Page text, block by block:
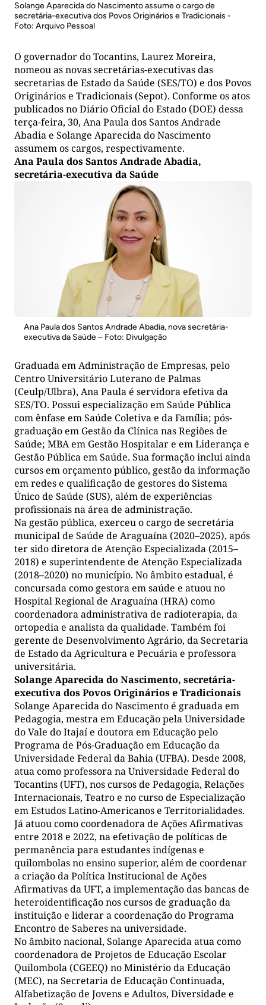
Solange Aparecida do Nascimento assume o cargo de
secretária-executiva dos Povos Originários e Tradicionais -
Foto: Arquivo Pessoal
O governador do Tocantins, Laurez Moreira,
nomeou as novas secretárias-executivas das
secretarias de Estado da Saúde (SES/TO) e dos Povos
Originários e Tradicionais (Sepot). Conforme os atos
publicados no Diário Oficial do Estado (DOE) dessa
terça-feira, 30, Ana Paula dos Santos Andrade
Abadia e Solange Aparecida do Nascimento
assumem os cargos, respectivamente.
Ana Paula dos Santos Andrade Abadia,
secretária-executiva da Saúde
Ana Paula dos Santos Andrade Abadia, nova secretária-
executiva da Saúde – Foto: Divulgação
Graduada em Administração de Empresas, pelo
Centro Universitário Luterano de Palmas
(Ceulp/Ulbra), Ana Paula é servidora efetiva da
SES/TO. Possui especialização em Saúde Pública
com ênfase em Saúde Coletiva e da Família; pós-
graduação em Gestão da Clínica nas Regiões de
Saúde; MBA em Gestão Hospitalar e em Liderança e
Gestão Pública em Saúde. Sua formação inclui ainda
cursos em orçamento público, gestão da informação
em redes e qualificação de gestores do Sistema
Único de Saúde (SUS), além de experiências
profissionais na área de administração.
Na gestão pública, exerceu o cargo de secretária
municipal de Saúde de Araguaína (2020–2025), após
ter sido diretora de Atenção Especializada (2015–
2018) e superintendente de Atenção Especializada
(2018–2020) no município. No âmbito estadual, é
concursada como gestora em saúde e atuou no
Hospital Regional de Araguaína (HRA) como
coordenadora administrativa de radioterapia, da
ortopedia e analista da qualidade. Também foi
gerente de Desenvolvimento Agrário, da Secretaria
de Estado da Agricultura e Pecuária e professora
universitária.
Solange Aparecida do Nascimento, secretária-
executiva dos Povos Originários e Tradicionais
Solange Aparecida do Nascimento é graduada em
Pedagogia, mestra em Educação pela Universidade
do Vale do Itajaí e doutora em Educação pelo
Programa de Pós-Graduação em Educação da
Universidade Federal da Bahia (UFBA). Desde 2008,
atua como professora na Universidade Federal do
Tocantins (UFT), nos cursos de Pedagogia, Relações
Internacionais, Teatro e no curso de Especialização
em Estudos Latino-Americanos e Territorialidades.
Já atuou como coordenadora de Ações Afirmativas
entre 2018 e 2022, na efetivação de políticas de
permanência para estudantes indígenas e
quilombolas no ensino superior, além de coordenar
a criação da Política Institucional de Ações
Afirmativas da UFT, a implementação das bancas de
heteroidentificação nos cursos de graduação da
instituição e liderar a coordenação do Programa
Encontro de Saberes na universidade.
No âmbito nacional, Solange Aparecida atua como
coordenadora de Projetos de Educação Escolar
Quilombola (CGEEQ) no Ministério da Educação
(MEC), na Secretaria de Educação Continuada,
Alfabetização de Jovens e Adultos, Diversidade e